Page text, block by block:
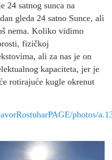
24 satnog sunca na
gleda 24 satno Sunce, ali
nema. Koliko vidimo
fizičkoj
ali za nas je on
kapaciteta, jer je
rotirajuće kugle okrenut
photos/